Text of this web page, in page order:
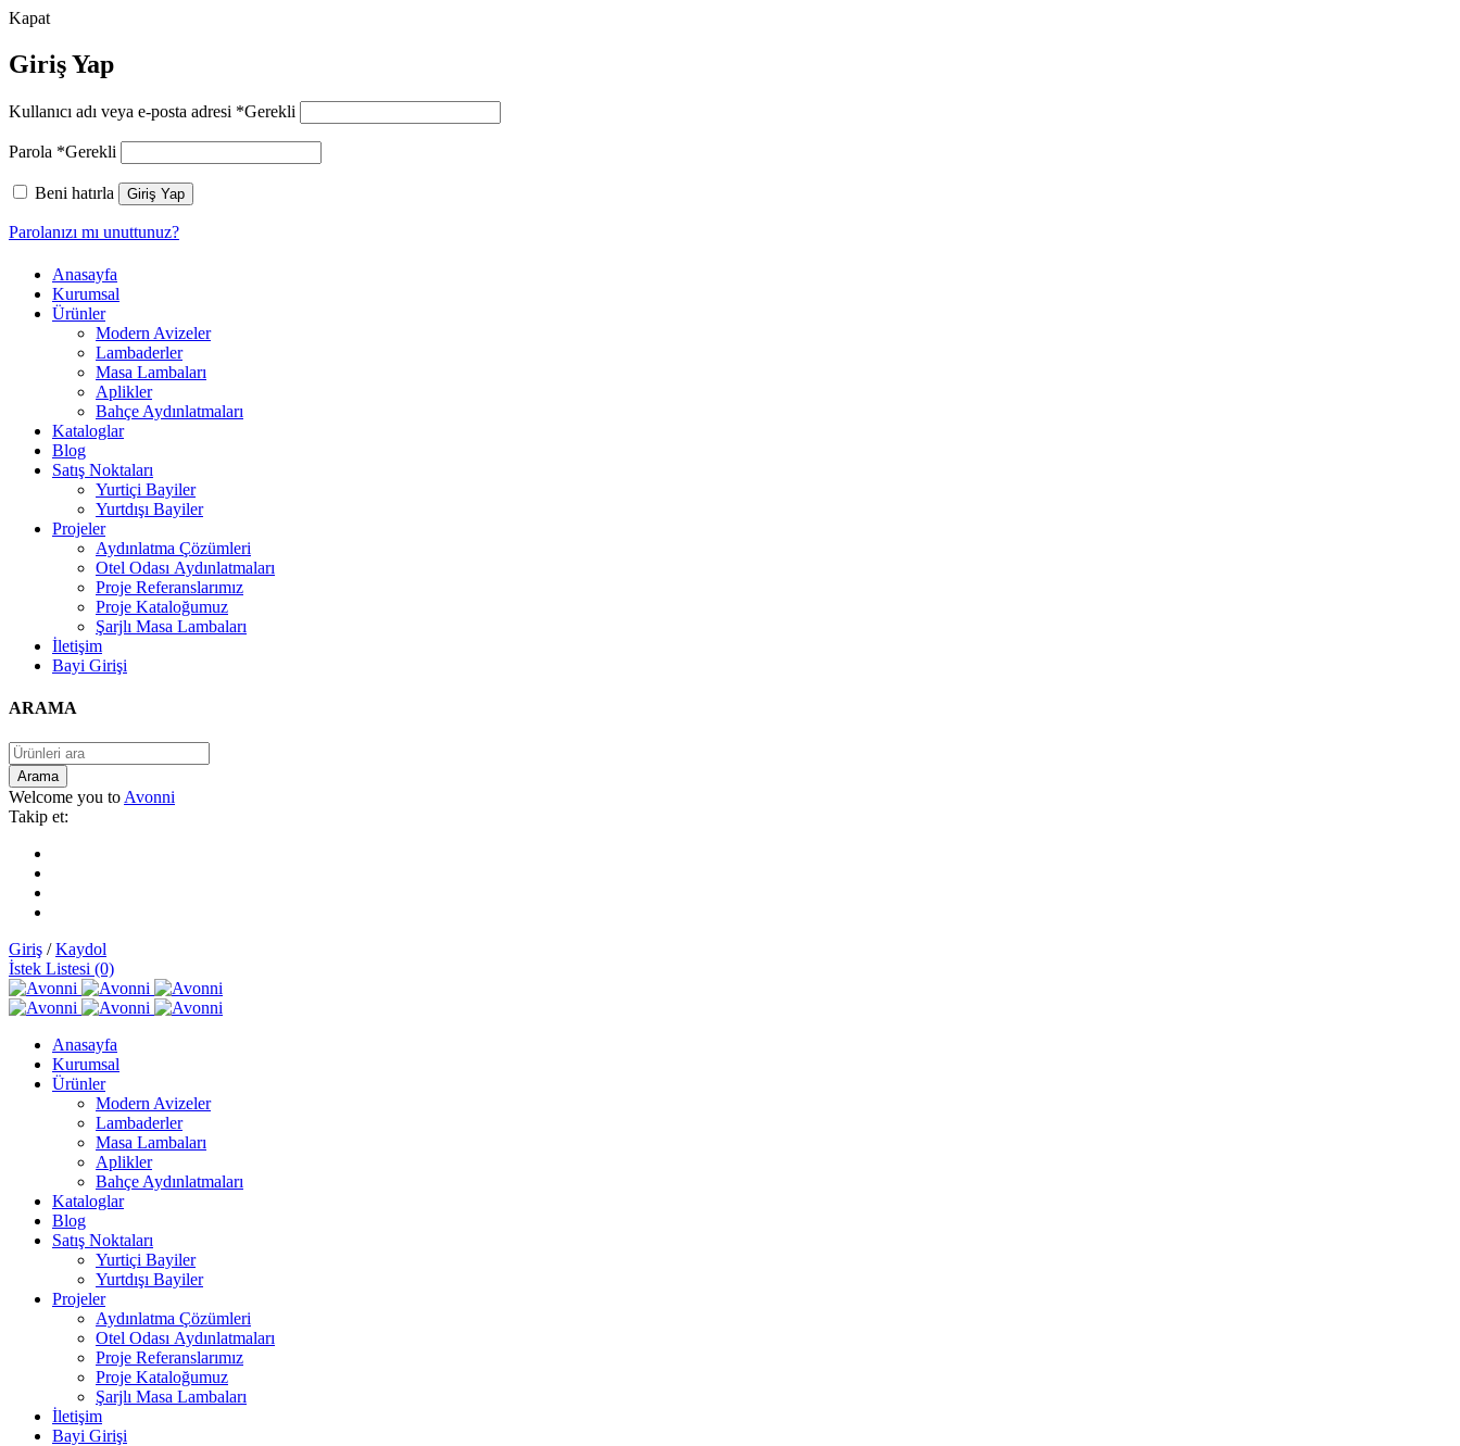
Kapat
Giriş Yap
Kullanıcı adı veya e-posta adresi *Gerekli
Parola *Gerekli
Beni hatırla Giriş Yap
Parolanızı mı unuttunuz?
Anasayfa
Kurumsal
Ürünler
Modern Avizeler
Lambaderler
Masa Lambaları
Aplikler
Bahçe Aydınlatmaları
Kataloglar
Blog
Satış Noktaları
Yurtiçi Bayiler
Yurtdışı Bayiler
Projeler
Aydınlatma Çözümleri
Otel Odası Aydınlatmaları
Proje Referanslarımız
Proje Kataloğumuz
Şarjlı Masa Lambaları
İletişim
Bayi Girişi
ARAMA
Welcome you to Avonni
Takip et:
Giriş /Kaydol
İstek Listesi (0)
Anasayfa
Kurumsal
Ürünler
Modern Avizeler
Lambaderler
Masa Lambaları
Aplikler
Bahçe Aydınlatmaları
Kataloglar
Blog
Satış Noktaları
Yurtiçi Bayiler
Yurtdışı Bayiler
Projeler
Aydınlatma Çözümleri
Otel Odası Aydınlatmaları
Proje Referanslarımız
Proje Kataloğumuz
Şarjlı Masa Lambaları
İletişim
Bayi Girişi